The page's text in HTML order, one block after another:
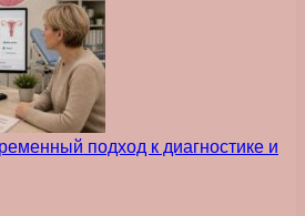
подход к диагностике и